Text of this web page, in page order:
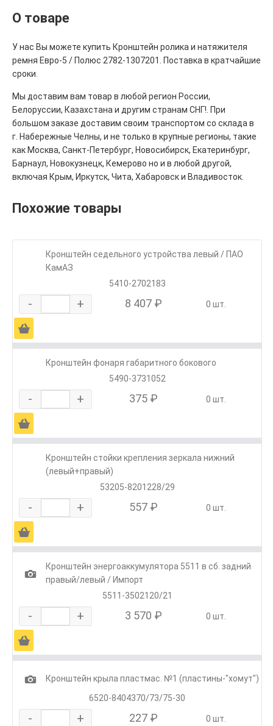
О товаре
У нас Вы можете купить Кронштейн ролика и натяжителя
ремня Евро-5 / Полюс 2782-1307201. Поставка в кратчайшие
сроки.
Мы доставим вам товар в любой регион России,
Белоруссии, Казахстана и другим странам СНГ!. При
большом заказе доставим своим транспортом со склада в
г. Набережные Челны, и не только в крупные регионы, такие
как Москва, Санкт-Петербург, Новосибирск, Екатеринбург,
Барнаул, Новокузнецк, Кемерово но и в любой другой,
включая Крым, Иркутск, Чита, Хабаровск и Владивосток.
Похожие товары
Кронштейн седельного устройства левый / ПАО
КамАЗ
5410-2702183
- + 8 407 ₽ 0 шт.
Ä
Кронштейн фонаря габаритного бокового
5490-3731052
- + 375 ₽ 0 шт.
Ä
Кронштейн стойки крепления зеркала нижний
(левый+правый)
53205-8201228/29
- + 557 ₽ 0 шт.
Ä
1
Кронштейн энергоаккумулятора 5511 в сб. задний
правый/левый / Импорт
5511-3502120/21
- + 3 570 ₽ 0 шт.
Ä
1
Кронштейн крыла пластмас. №1 (пластины-"хомут")
6520-8404370/73/75-30
- + 227 ₽ 0 шт.